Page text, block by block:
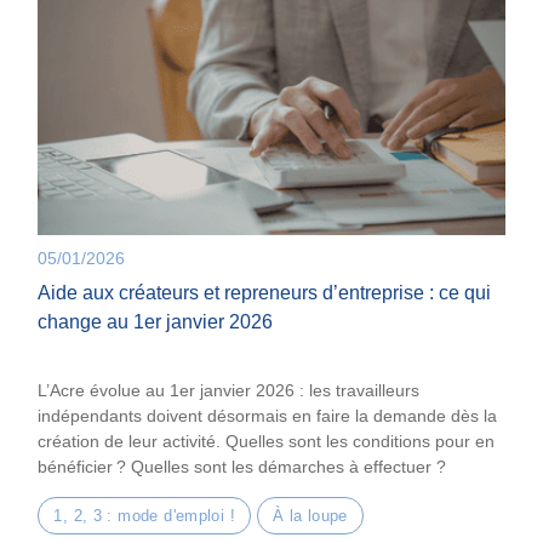
05/01/2026
Aide aux créateurs et repreneurs d’entreprise : ce qui
change au 1er janvier 2026
L’Acre évolue au 1er janvier 2026 : les travailleurs
indépendants doivent désormais en faire la demande dès la
création de leur activité. Quelles sont les conditions pour en
bénéficier ? Quelles sont les démarches à effectuer ?
1, 2, 3 : mode d'emploi ! À la loupe